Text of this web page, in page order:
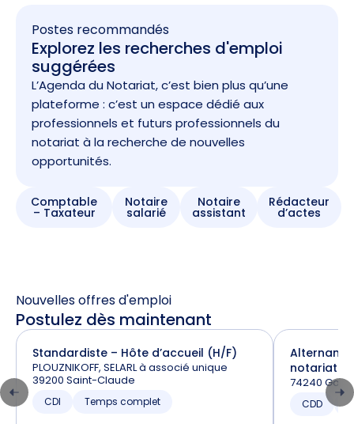
Postes recommandés
Explorez les recherches d'emploi
suggérées
L’Agenda du Notariat, c’est bien plus qu’une
plateforme : c’est un espace dédié aux
professionnels et futurs professionnels du
notariat à la recherche de nouvelles
opportunités.
Comptable
– Taxateur
Notaire
salarié
Notaire
assistant
Rédacteur
d’actes
Nouvelles offres d'emploi
Postulez dès maintenant
Standardiste – Hôte d’accueil (H/F)
PLOUZNIKOFF, SELARL à associé unique
39200 Saint-Claude
CDI Temps complet
notariat
74240
CDD